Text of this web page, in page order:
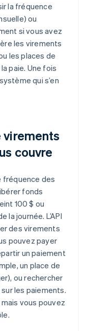
la fréquence
ou
si vous avez
les virements
les places de
paie. Une fois
qui s’en
virements
couvre
fréquence des
fonds
100 $ ou
la journée. L’API
des virements
pouvez payer
un paiement
un place de
ou rechercher
les paiements.
mais vous pouvez